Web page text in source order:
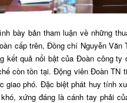
bày bản tham luận về những
cấp trên, Đồng chí Nguyễn
kết quả nổi bật của Đoàn công
còn tồn tại. Động viên Đoàn TN
giao phó. Đặc biệt phát huy tính
xứng đáng là cánh tay phải